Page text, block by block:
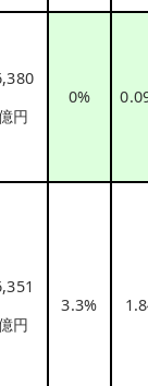
円
0%
円
3.3%